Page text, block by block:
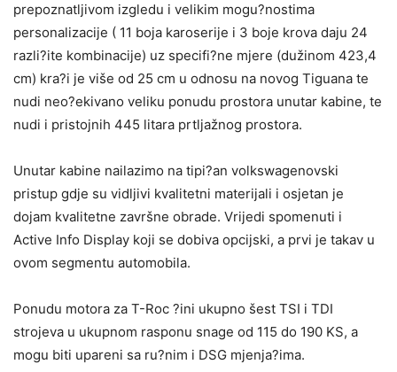
prepoznatljivom izgledu i velikim mogu?nostima
personalizacije ( 11 boja karoserije i 3 boje krova daju 24
razli?ite kombinacije) uz specifi?ne mjere (dužinom 423,4
cm) kra?i je više od 25 cm u odnosu na novog Tiguana te
nudi neo?ekivano veliku ponudu prostora unutar kabine, te
nudi i pristojnih 445 litara prtljažnog prostora.
Unutar kabine nailazimo na tipi?an volkswagenovski
pristup gdje su vidljivi kvalitetni materijali i osjetan je
dojam kvalitetne završne obrade. Vrijedi spomenuti i
Active Info Display koji se dobiva opcijski, a prvi je takav u
ovom segmentu automobila.
Ponudu motora za T-Roc ?ini ukupno šest TSI i TDI
strojeva u ukupnom rasponu snage od 115 do 190 KS, a
mogu biti upareni sa ru?nim i DSG mjenja?ima.